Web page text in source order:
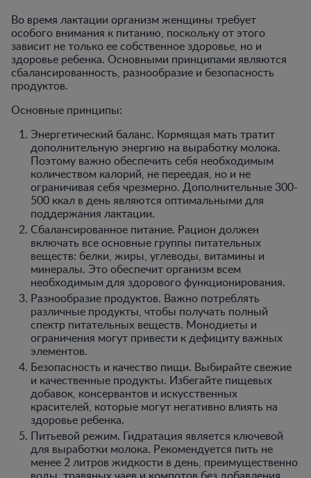
Во время лактации организм женщины требует
особого внимания к питанию, поскольку от этого
зависит не только ее собственное здоровье, но и
здоровье ребенка. Основными принципами являются
сбалансированность, разнообразие и безопасность
продуктов.
Основные принципы:
Энергетический баланс. Кормящая мать тратит
дополнительную энергию на выработку молока.
Поэтому важно обеспечить себя необходимым
количеством калорий, не переедая, но и не
ограничивая себя чрезмерно. Дополнительные 300-
500 ккал в день являются оптимальными для
поддержания лактации.
Сбалансированное питание. Рацион должен
включать все основные группы питательных
веществ: белки, жиры, углеводы, витамины и
минералы. Это обеспечит организм всем
необходимым для здорового функционирования.
Разнообразие продуктов. Важно потреблять
различные продукты, чтобы получать полный
спектр питательных веществ. Монодиеты и
ограничения могут привести к дефициту важных
элементов.
Безопасность и качество пищи. Выбирайте свежие
и качественные продукты. Избегайте пищевых
добавок, консервантов и искусственных
красителей, которые могут негативно влиять на
здоровье ребенка.
Питьевой режим. Гидратация является ключевой
для выработки молока. Рекомендуется пить не
менее 2 литров жидкости в день, преимущественно